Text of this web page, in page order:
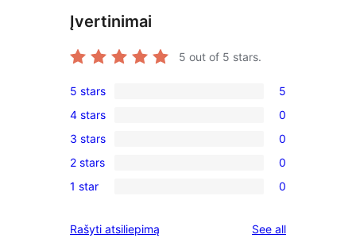
Įvertinimai
5 out of 5 stars.
5
5-
star
reviews
5 stars 5
0
4-
star
reviews
4 stars 0
0
3-
star
3 stars 0
0
2-
reviews
2 stars 0
0
star
1 star 0
Rašyti atsiliepimą See allreviews